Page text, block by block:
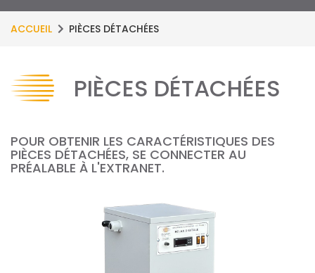
ACCUEIL PIÈCES DÉTACHÉES
PIÈCES DÉTACHÉES
POUR OBTENIR LES CARACTÉRISTIQUES DES
PIÈCES DÉTACHÉES, SE CONNECTER AU
PRÉALABLE À L'EXTRANET.